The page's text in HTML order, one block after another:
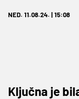
NED. 11.08.24. | 15:08
Ključna je